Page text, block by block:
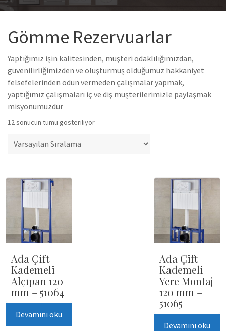
Gömme Rezervuarlar
Yaptığımız işin kalitesinden, müşteri odaklılığımızdan,
güvenilirliğimizden ve oluşturmuş olduğumuz hakkaniyet
felsefelerinden ödün vermeden çalışmalar yapmak,
yaptığımız çalışmaları iç ve diş müşterilerimizle paylaşmak
misyonumuzdur
12 sonucun tümü gösteriliyor
Ada Çift
Kademeli
Alçıpan 120
mm – 51064
Devamını oku
Ada Çift
Kademeli
Yere Montaj
120 mm –
51065
Devamını oku